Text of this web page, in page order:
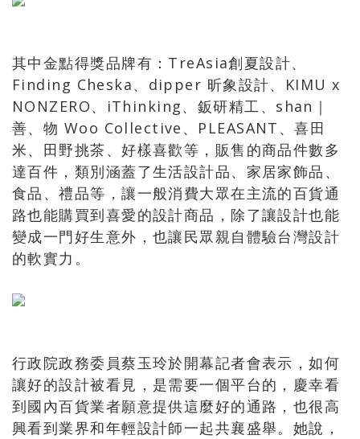
其中金點得獎品牌有：TreAsia創夏設計、
Finding Cheska、dipper 昕象設計、KIMU x
NONZERO、iThinking、鈑研精工、shan｜
善、物 Woo Collective、PLEASANT、喜田
米、田野挑茶、好樣喜歡等，販售的商品件數多
達百件，類別涵蓋了生活設計品、家居家飾品、
食品、禮品等，讓一般消費大眾在主流的百貨通
路也能購買到喜愛的設計商品，除了讓設計也能
變成一門好生意外，也讓民眾親自體驗台灣設計
的軟實力。
行政院政務委員蔡玉玲於開幕記者會表示，如何
讓好的設計被看見，是需要一個平台的，慶幸看
到國內百貨業者願意提供這麼好的通路，也很高
興看到業界和年輕設計師一起共襄盛舉。她說，